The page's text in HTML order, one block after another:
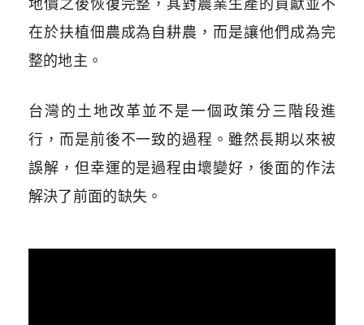
地價之後恢復完整，其對農業生產的貢獻並不
在於扶植佃農成為自耕農，而是讓他們成為完
整的地主。
台灣的土地改革並不是一個政策分三階段進
行，而是前後不一致的過程。雖然長期以來被
誤解，但幸運的是過程由壞變好，後面的作法
解決了前面的缺失。